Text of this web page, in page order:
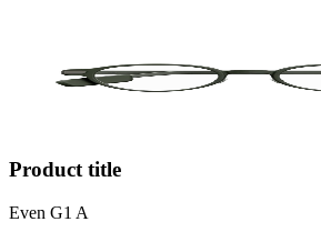
Product title
Even G1 A